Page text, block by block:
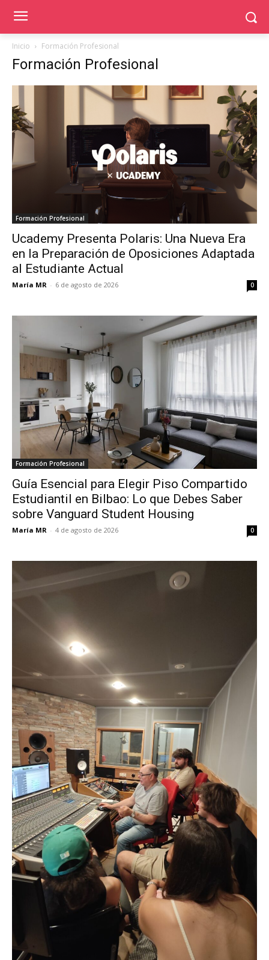
Inicio Formación Profesional
Formación Profesional
Formación Profesional
Ucademy Presenta Polaris: Una Nueva Era
en la Preparación de Oposiciones Adaptada
al Estudiante Actual
María MR - 6 de agosto de 2026 0
Formación Profesional
Guía Esencial para Elegir Piso Compartido
Estudiantil en Bilbao: Lo que Debes Saber
sobre Vanguard Student Housing
María MR - 4 de agosto de 2026 0